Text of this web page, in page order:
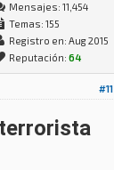
Mensajes: 11,454
Temas: 155
Registro en: Aug 2015
Reputación: 64
#11